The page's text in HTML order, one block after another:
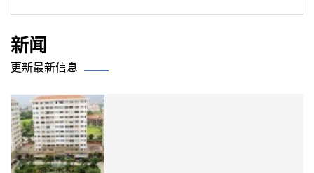
新闻
更新最新信息